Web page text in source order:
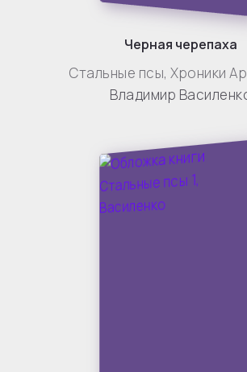
Черная черепаха
Стальные псы,Хроники
Владимир